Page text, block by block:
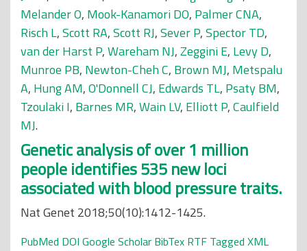
Melander O, Mook-Kanamori DO, Palmer CNA,
Risch L,Scott RA,Scott RJ,Sever P,Spector TD,
van der Harst P,Wareham NJ,Zeggini E, Levy D,
Munroe PB, Newton-Cheh C, Brown MJ, Metspalu
A, Hung AM,O'Donnell CJ, Edwards TL, Psaty BM,
Tzoulaki I, Barnes MR,Wain LV, Elliott P,Caulfield
MJ.
Genetic analysis of over 1 million
people identifies 535 new loci
associated with blood pressure traits.
Nat Genet 2018;50(10):1412-1425.
PubMed DOI Google Scholar BibTex RTF Tagged XML